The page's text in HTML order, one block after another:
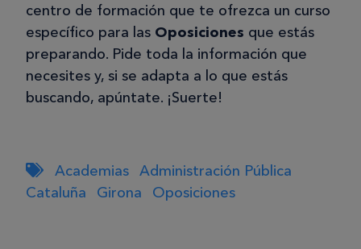
centro de formación que te ofrezca un curso
específico para las Oposiciones que estás
preparando. Pide toda la información que
necesites y, si se adapta a lo que estás
buscando, apúntate. ¡Suerte!
Academias Administración Pública
Cataluña
Girona Oposiciones